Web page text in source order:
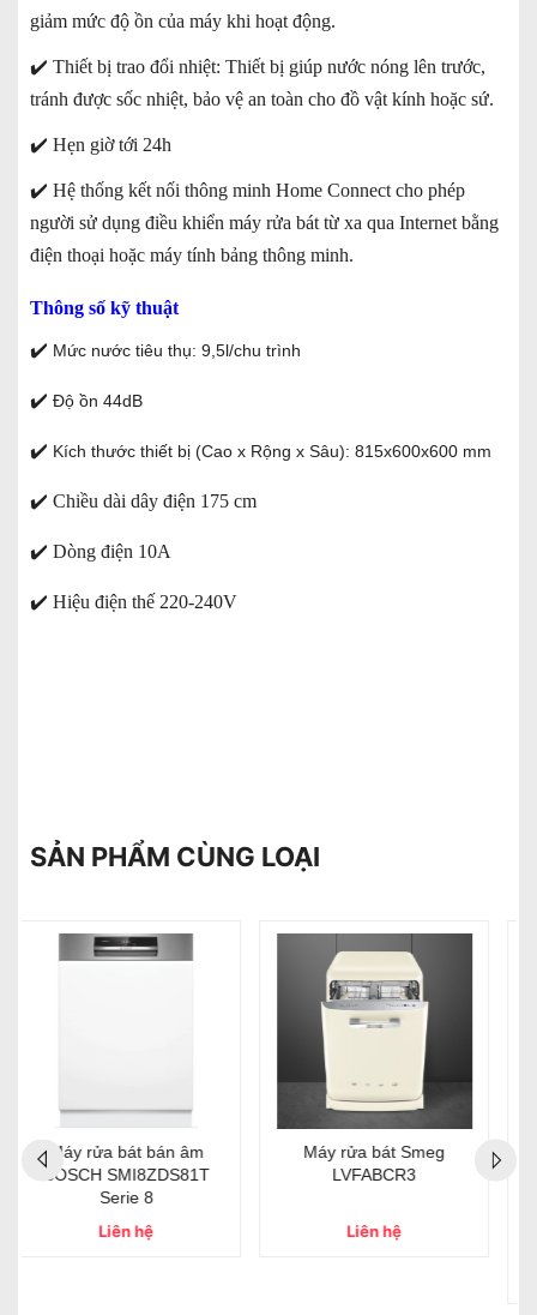
giảm mức độ ồn của máy khi hoạt động.
✔️ Thiết bị trao đổi nhiệt: Thiết bị giúp nước nóng lên trước,
tránh được sốc nhiệt, bảo vệ an toàn cho đồ vật kính hoặc sứ.
✔️ Hẹn giờ tới 24h
✔️ Hệ thống kết nối thông minh Home Connect cho phép
người sử dụng điều khiển máy rửa bát từ xa qua Internet bằng
điện thoại hoặc máy tính bảng thông minh.
Thông số kỹ thuật
✔️ Mức nước tiêu thụ: 9,5l/chu trình
✔️ Độ ồn 44dB
✔️ Kích thước thiết bị (Cao x Rộng x Sâu): 815x600x600 mm
✔️ Chiều dài dây điện 175 cm
✔️ Dòng điện 10A
✔️ Hiệu điện thế 220-240V
SẢN PHẨM CÙNG LOẠI
Máy Rửa Bát Đôi Thông
Minh Fisher & Paykel
DD60DDFHX9 – Series 9 -
Máy Rửa Bát Đôi Thông
Minh Fisher & Paykel